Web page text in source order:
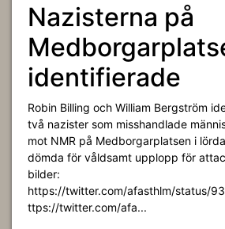
Nazisterna på
identifierade
Robin Billing och William Bergström
två nazister som misshandlade
mot NMR på Medborgarplatsen i
dömda för våldsamt upplopp för
bilder:
https://twitter.com/afasthlm/status/
ttps://twitter.com/afa...